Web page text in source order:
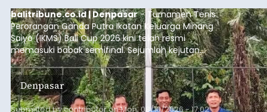
balitribune.co.id | Denpasar- Turnamen Tenis
Perorangan Ganda Putra Ikatan Keluarga Minang
Saiyo (IKMS) Bali Cup 2026 kini telah resmi
memasuki babak semifinal. Sejumlah kejutan
mewarnai babak delapan besar yang digelar di
Lapangan Tenis Telkom Denpasar pada Minggu,
9 Agustus 2026.
Denpasar
Submitted bycontributoronMon, 08/10/2026 - 17:02